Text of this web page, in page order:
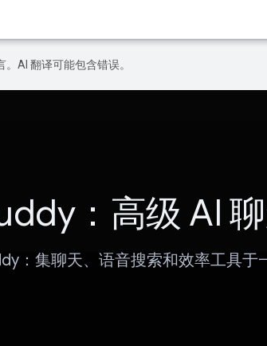
AI 翻译可能包含错误。
：高级 AI
：集聊天、语音搜索和效率工具于